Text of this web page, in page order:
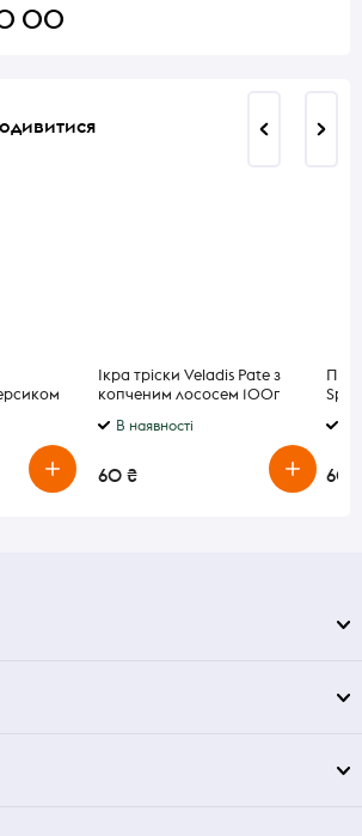
00
Ікра тріски Veladis Pate з
копченим лососем 100г
В наявності
60 ₴ 60